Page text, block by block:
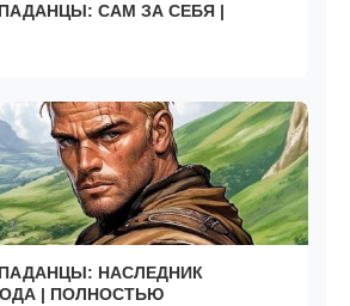
САМ ЗА СЕБЯ |
НАСЛЕДНИК
| ПОЛНОСТЬЮ